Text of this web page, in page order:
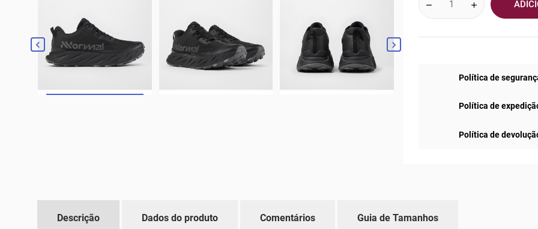
 
Política de
Política de
Política de
Descrição Dados do produto Comentários Guia de Tamanhos